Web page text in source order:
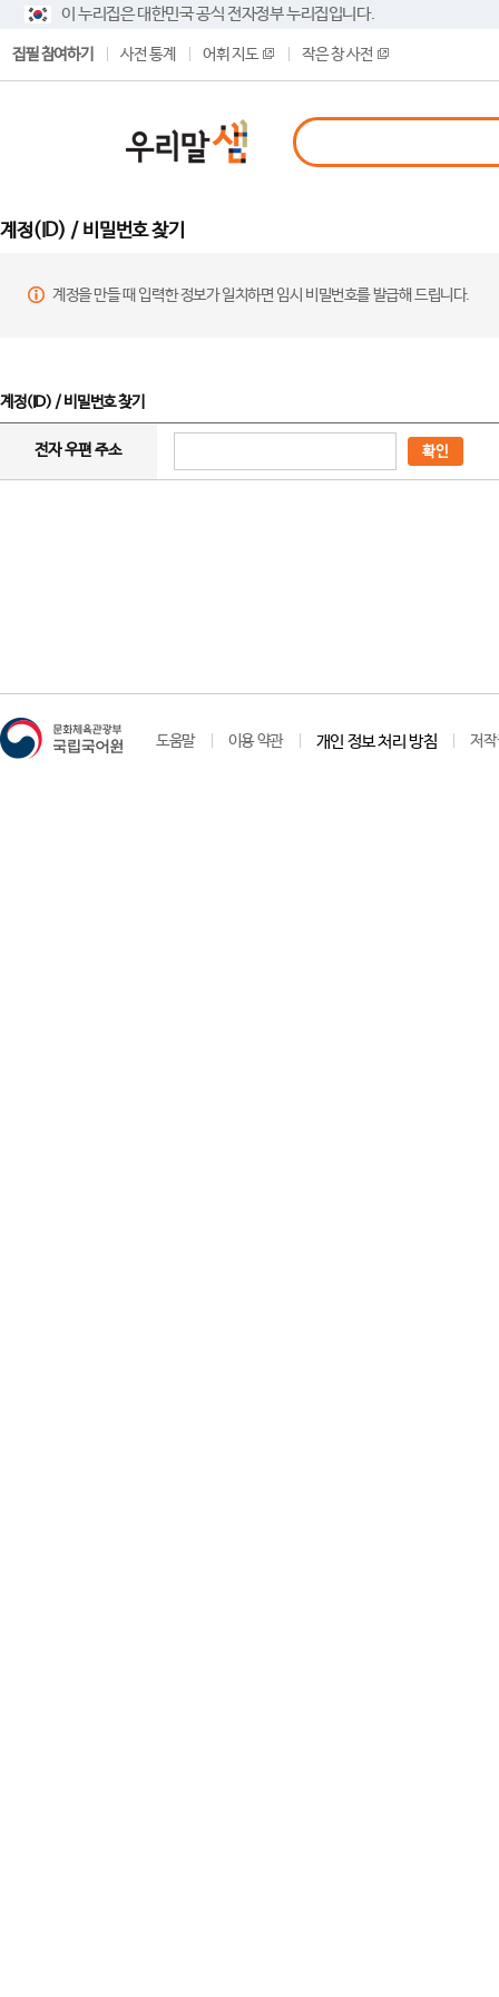
이 누리집은 대한민국 공식 전자정부 누리집입니다.
집필 참여하기 사전 통계 어휘 지도 작은 창 사전
계정(ID) / 비밀번호 찾기
계정을 만들 때 입력한 정보가 일치하면 임시 비밀번호를 발급해 드립니다.
계정(ID) / 비밀번호 찾기
전자 우편 주소 확인
도움말 이용 약관 개인 정보 처리 방침 저